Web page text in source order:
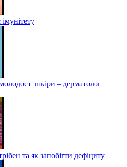
шкіри – дерматолог
та як запобігти дефіциту